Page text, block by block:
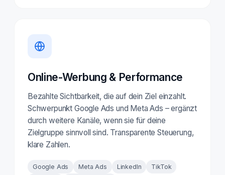
Online-Werbung & Performance
Bezahlte Sichtbarkeit, die auf dein Ziel einzahlt.
Schwerpunkt Google Ads und Meta Ads – ergänzt
durch weitere Kanäle, wenn sie für deine
Zielgruppe sinnvoll sind. Transparente Steuerung,
klare Zahlen.
Google Ads Meta Ads LinkedIn
TikTok